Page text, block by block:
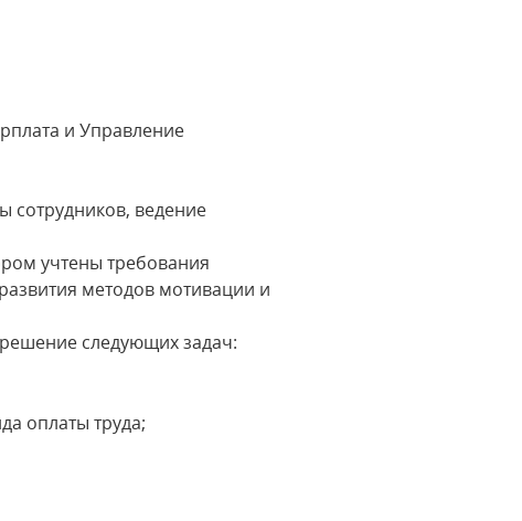
и Управление
сотрудников, ведение
учтены требования
методов мотивации и
следующих задач:
оплаты труда;